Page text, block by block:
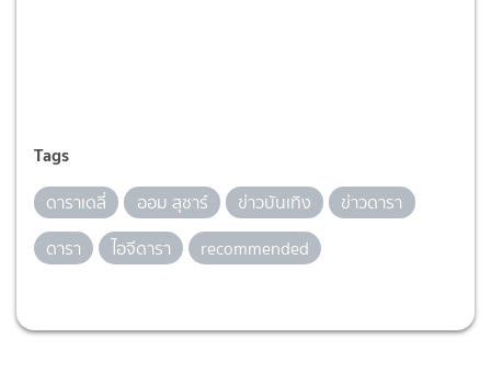
Tags
ดาราเดลี่ ออม สุชาร์ ข่าวบันเทิง
ข่าวดารา
ดารา
ไอจีดารา recommended